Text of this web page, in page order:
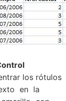
los rótulos
en la